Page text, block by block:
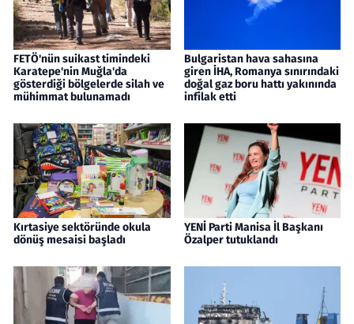
FETÖ'nün suikast timindeki
Karatepe'nin Muğla'da
gösterdiği bölgelerde silah ve
mühimmat bulunamadı
Bulgaristan hava sahasına
giren İHA, Romanya sınırındaki
doğal gaz boru hattı yakınında
infilak etti
Kırtasiye sektöründe okula
dönüş mesaisi başladı
YENİ Parti Manisa İl Başkanı
Özalper tutuklandı